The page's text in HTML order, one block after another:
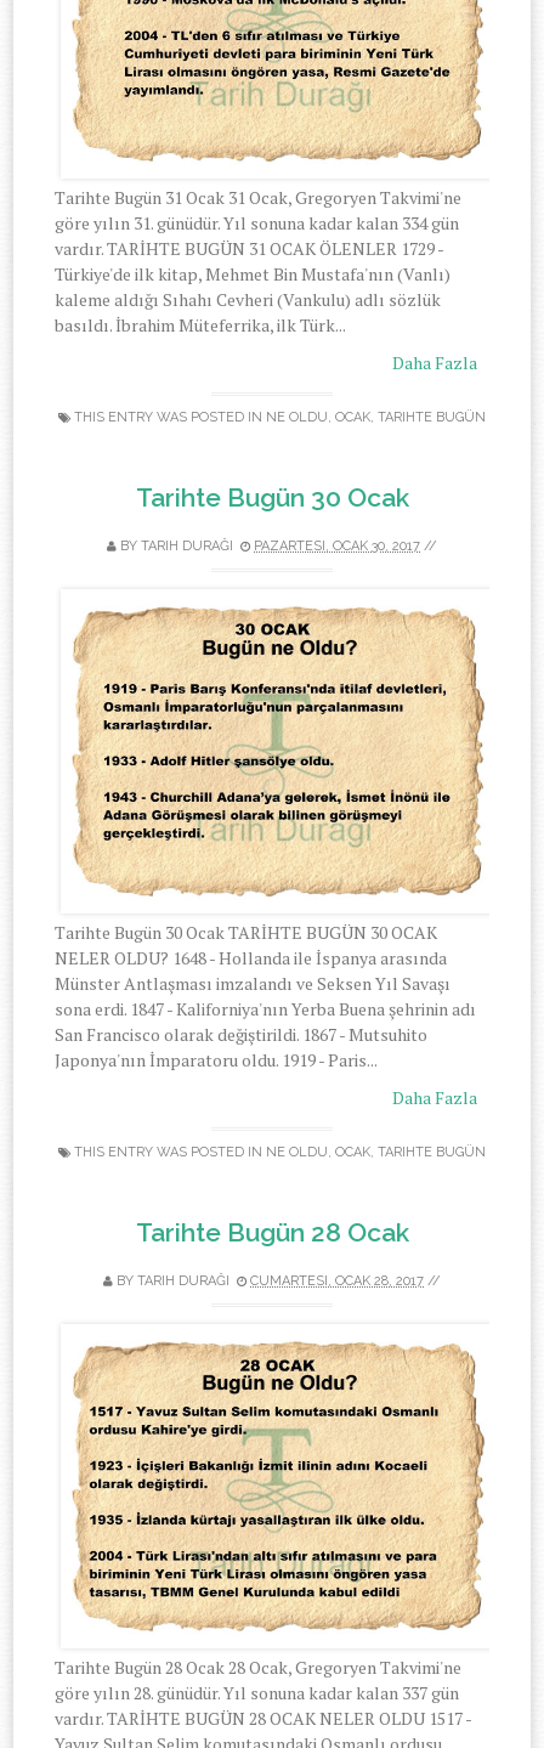
Tarihte Bugün 31 Ocak 31 Ocak, Gregoryen Takvimi'ne
göre yılın 31. günüdür. Yıl sonuna kadar kalan 334 gün
vardır. TARİHTE BUGÜN 31 OCAK ÖLENLER 1729 -
Türkiye'de ilk kitap, Mehmet Bin Mustafa'nın (Vanlı)
kaleme aldığı Sıhahı Cevheri (Vankulu) adlı sözlük
basıldı. İbrahim Müteferrika, ilk Türk...
Daha Fazla
THIS ENTRY WAS POSTED IN NE OLDU, OCAK, TARIHTE BUGÜN
Tarihte Bugün 30 Ocak
BY TARIH DURAĞI PAZARTESI, OCAK 30, 2017 //
Tarihte Bugün 30 Ocak TARİHTE BUGÜN 30 OCAK
NELER OLDU? 1648 - Hollanda ile İspanya arasında
Münster Antlaşması imzalandı ve Seksen Yıl Savaşı
sona erdi. 1847 - Kaliforniya'nın Yerba Buena şehrinin adı
San Francisco olarak değiştirildi. 1867 - Mutsuhito
Japonya'nın İmparatoru oldu. 1919 - Paris...
Daha Fazla
THIS ENTRY WAS POSTED IN NE OLDU, OCAK, TARIHTE BUGÜN
Tarihte Bugün 28 Ocak
BY TARIH DURAĞI CUMARTESI, OCAK 28, 2017 //
Tarihte Bugün 28 Ocak 28 Ocak, Gregoryen Takvimi'ne
göre yılın 28. günüdür. Yıl sonuna kadar kalan 337 gün
vardır. TARİHTE BUGÜN 28 OCAK NELER OLDU 1517 -